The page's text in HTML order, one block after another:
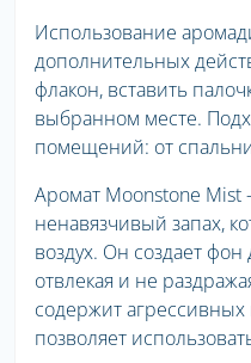
Использование
дополнительных
флакон, вставить
выбранном месте.
помещений: от
Аромат Moonstone Mist
ненавязчивый запах,
воздух. Он создает
отвлекая и не
содержит
позволяет